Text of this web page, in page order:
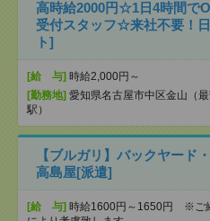
高時給2000円☆1日4時間で
受付スタッフ☆来社不要！
ト]
[給 与] 時給2,000円～
[勤務地] 愛知県名古屋市中区金山（
駅）
【ブルガリ】バックヤー
高島屋[派遣]
[給 与] 時給1600円～1650円 ※ご